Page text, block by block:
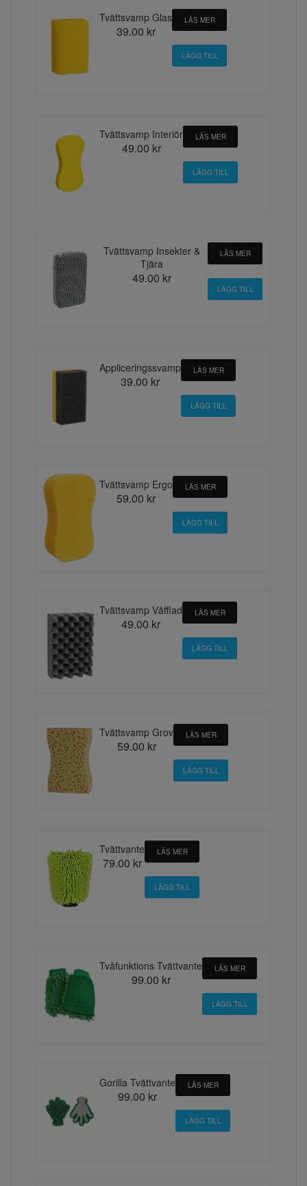
Tvättsvamp Glas
39.00 kr
LÄS MER
Tvättsvamp Interiör
49.00 kr
LÄS MER
Tvättsvamp Insekter &
Tjära
49.00 kr
LÄS MER
Appliceringssvamp
39.00 kr
LÄS MER
Tvättsvamp Ergo
59.00 kr
LÄS MER
Tvättsvamp Våfflad
49.00 kr
LÄS MER
Tvättsvamp Grov
59.00 kr
LÄS MER
Tvättvante
79.00 kr
LÄS MER
Tvåfunktions Tvättvante
99.00 kr
LÄS MER
Gorilla Tvättvante
99.00 kr
LÄS MER